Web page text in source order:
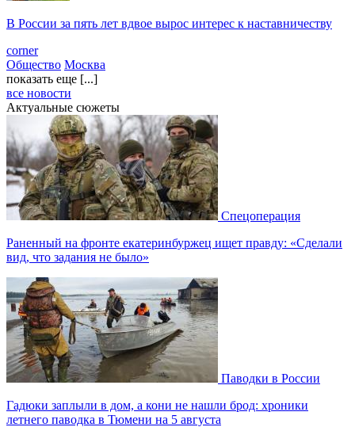
В России за пять лет вдвое вырос интерес к наставничеству
corner
Общество Москва
показать еще [...]
все новости
Актуальные сюжеты
Спецоперация
Раненный на фронте екатеринбуржец ищет правду: «Сделали
вид, что задания не было»
Паводки в России
Гадюки заплыли в дом, а кони не нашли брод: хроники
летнего паводка в Тюмени на 5 августа